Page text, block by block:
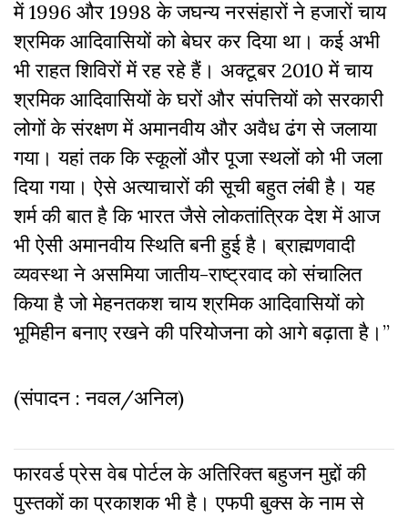
में 1996 और 1998 के जघन्य नरसंहारों ने हजारों चाय
श्रमिक आदिवासियों को बेघर कर दिया था। कई अभी
भी राहत शिविरों में रह रहे हैं। अक्टूबर 2010 में चाय
श्रमिक आदिवासियों के घरों और संपत्तियों को सरकारी
लोगों के संरक्षण में अमानवीय और अवैध ढंग से जलाया
गया। यहां तक कि स्कूलों और पूजा स्थलों को भी जला
दिया गया। ऐसे अत्याचारों की सूची बहुत लंबी है। यह
शर्म की बात है कि भारत जैसे लोकतांत्रिक देश में आज
भी ऐसी अमानवीय स्थिति बनी हुई है। ब्राह्मणवादी
व्यवस्था ने असमिया जातीय-राष्ट्रवाद को संचालित
किया है जो मेहनतकश चाय श्रमिक आदिवासियों को
भूमिहीन बनाए रखने की परियोजना को आगे बढ़ाता है।”
(संपादन : नवल/अनिल)
फारवर्ड प्रेस वेब पोर्टल के अतिरिक्‍त बहुजन मुद्दों की
पुस्‍तकों का प्रकाशक भी है। एफपी बुक्‍स के नाम से